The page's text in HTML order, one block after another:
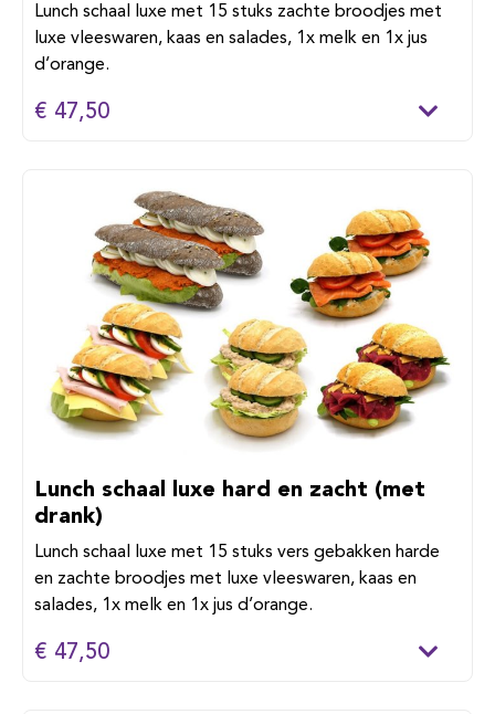
Lunch schaal luxe met 15 stuks zachte broodjes met
luxe vleeswaren, kaas en salades, 1x melk en 1x jus
d’orange.
€ 47,50
Lunch schaal luxe hard en zacht (met
drank)
Lunch schaal luxe met 15 stuks vers gebakken harde
en zachte broodjes met luxe vleeswaren, kaas en
salades, 1x melk en 1x jus d’orange.
€ 47,50